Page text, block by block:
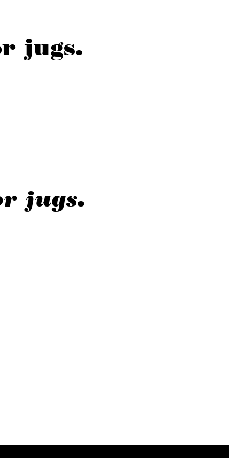
jugs.
jugs.